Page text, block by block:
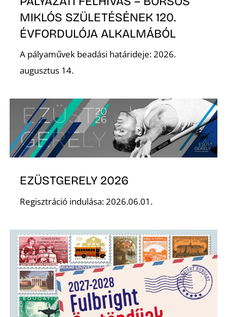
MIKLÓS SZÜLETÉSÉNEK 120.
ÉVFORDULÓJA ALKALMÁBÓL
A pályaművek beadási határideje: 2026.
augusztus 14.
EZÜSTGERELY 2026
Regisztráció indulása: 2026.06.01.